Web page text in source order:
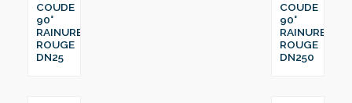
COUDE
90°
RAINURE
ROUGE
DN25
COUDE
90°
RAINURE
ROUGE
DN250